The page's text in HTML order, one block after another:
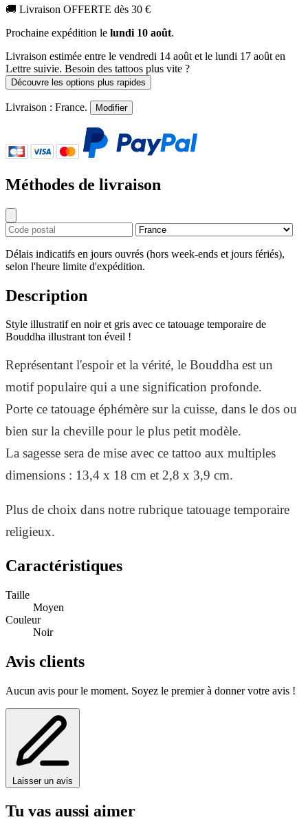
🚚 Livraison OFFERTE dès 30 €
Prochaine expédition le lundi 10 août.
Livraison estimée entre le vendredi 14 août et le lundi 17 août en
Lettre suivie. Besoin des tattoos plus vite ?
Découvre les options plus rapides
Livraison : France. Modifier
Méthodes de livraison
Délais indicatifs en jours ouvrés (hors week-ends et jours fériés),
selon l'heure limite d'expédition.
Description
Style illustratif en noir et gris avec ce tatouage temporaire de
Bouddha illustrant ton éveil !
Représentant l'espoir et la vérité, le Bouddha est un
motif populaire qui a une signification profonde.
Porte ce tatouage éphémère sur la cuisse, dans le dos ou
bien sur la cheville pour le plus petit modèle.
La sagesse sera de mise avec ce tattoo aux multiples
dimensions : 13,4 x 18 cm et 2,8 x 3,9 cm.
Plus de choix dans notre rubrique tatouage temporaire
religieux.
Caractéristiques
Taille
Moyen
Couleur
Noir
Avis clients
Aucun avis pour le moment. Soyez le premier à donner votre avis !
Laisser un avis
Tu vas aussi aimer